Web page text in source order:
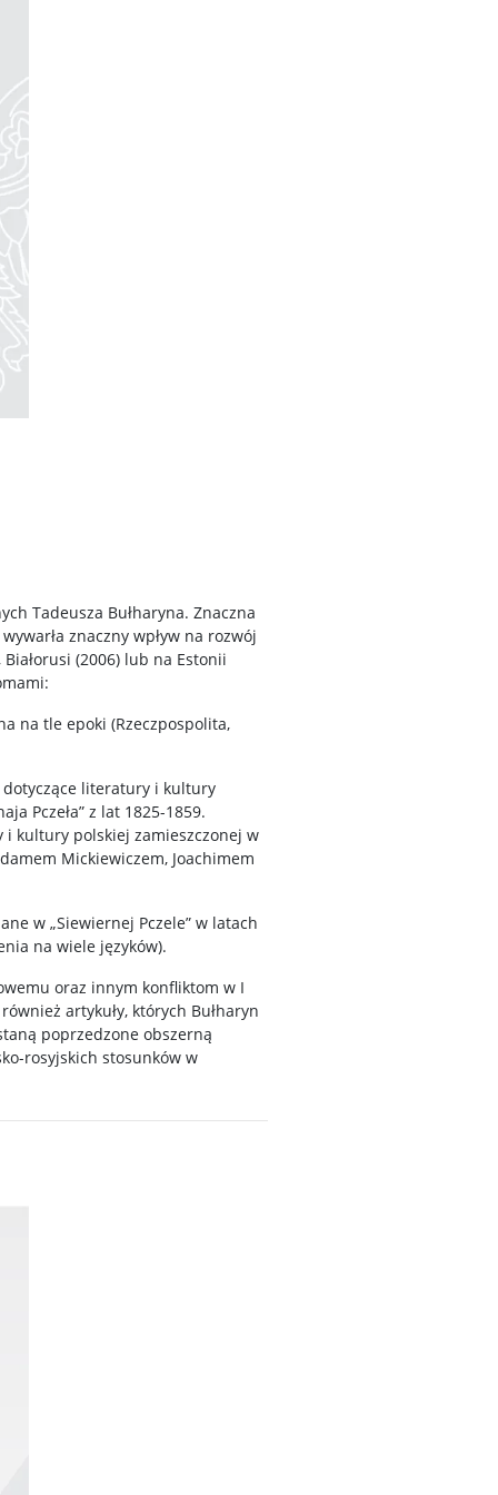
Tadeusza Bułharyna. Znaczna
znaczny wpływ na rozwój
(2006) lub na Estonii
na tle epoki (Rzeczpospolita,
dotyczące literatury i kultury
Pczeła” z lat 1825-1859.
kultury polskiej zamieszczonej w
Mickiewiczem, Joachimem
w „Siewiernej Pczele” w latach
na wiele języków).
oraz innym konfliktom w I
artykuły, których Bułharyn
poprzedzone obszerną
rosyjskich stosunków w